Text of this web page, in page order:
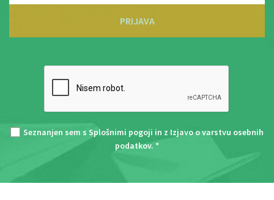
PRIJAVA
Seznanjen sem s Splošnimi pogoji in z Izjavo o varstvu osebnih
podatkov. *